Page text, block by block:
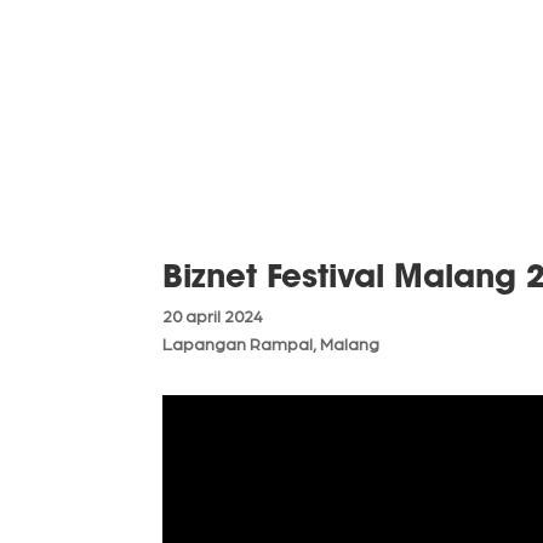
Biznet Festival Malang
20 april 2024
Lapangan Rampal, Malang